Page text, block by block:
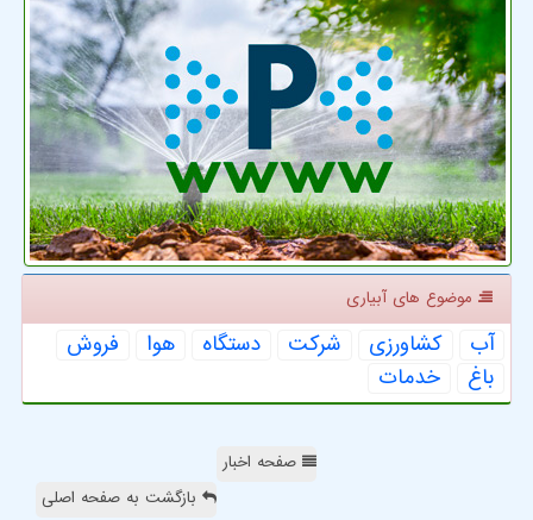
موضوع های آبیاری
آب كشاورزی شركت دستگاه هوا
فروش
باغ
خدمات
صفحه اخبار
بازگشت به صفحه اصلی